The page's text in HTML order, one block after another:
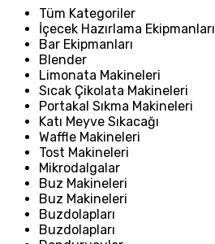
Tüm Kategoriler
İçecek Hazırlama Ekipmanları
Bar Ekipmanları
Blender
Limonata Makineleri
Sıcak Çikolata Makineleri
Portakal Sıkma Makineleri
Katı Meyve Sıkacağı
Waffle Makineleri
Tost Makineleri
Mikrodalgalar
Buz Makineleri
Buz Makineleri
Buzdolapları
Buzdolapları